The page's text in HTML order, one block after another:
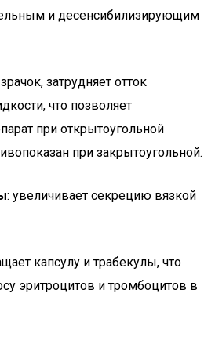
и десенсибилизирующим
затрудняет отток
что позволяет
при открытоугольной
при закрытоугольной.
: увеличивает секрецию вязкой
капсулу и трабекулы, что
эритроцитов и тромбоцитов в